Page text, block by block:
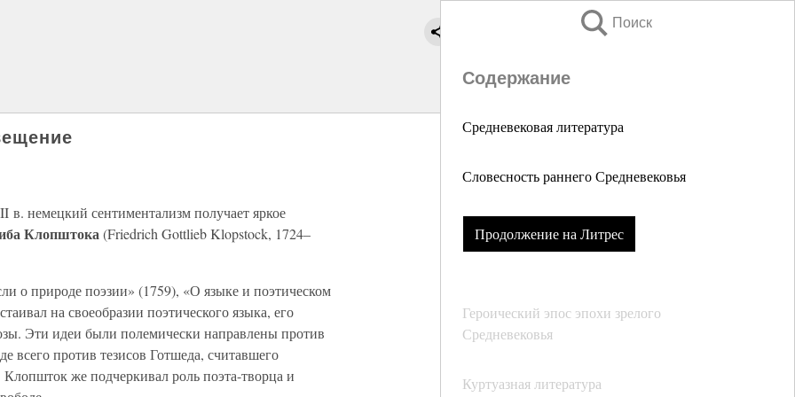
Поиск
Содержание
Средневековая литература
Словесность раннего Средневековья
Продолжение на Литрес
Героический эпос эпохи зрелого
Средневековья
Куртуазная литература
немецкий сентиментализм получает яркое
Клопштока(Friedrich Gottlieb Klopstock, 1724–
о природе поэзии» (1759), «О языке и поэтическом
на своеобразии поэтического языка, его
Эти идеи были полемически направлены против
всего против тезисов Готшеда, считавшего
же подчеркивал роль поэта-творца и